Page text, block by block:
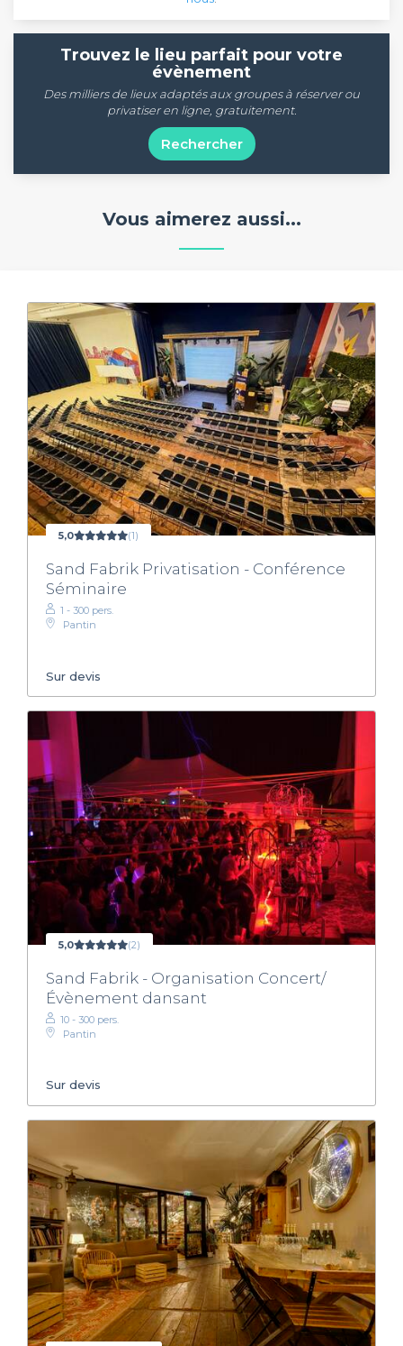
Trouvez le lieu parfait pour votre
évènement
Des milliers de lieux adaptés aux groupes à réserver ou
privatiser en ligne, gratuitement.
Rechercher
Vous aimerez aussi...
5,0 (1)
Sand Fabrik Privatisation - Conférence
Séminaire
1 - 300 pers.
Pantin
Sur devis
5,0 (2)
Sand Fabrik - Organisation Concert/
Évènement dansant
10 - 300 pers.
Pantin
Sur devis